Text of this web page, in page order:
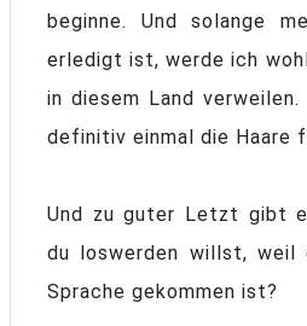
beginne. Und solange
erledigt ist, werde ich
in diesem Land
definitiv einmal die Haare
Und zu guter Letzt gibt
du loswerden willst, weil
Sprache gekommen ist?